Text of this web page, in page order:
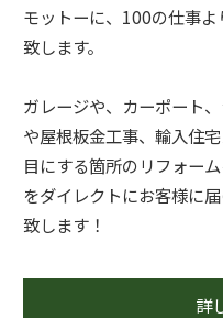
モットーに、100の仕事
致します。
ガレージや、カーポート
や屋根板金工事、輸入住
目にする箇所のリフォー
をダイレクトにお客様に
致します！
詳